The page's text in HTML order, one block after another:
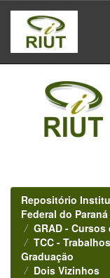
Skip
navigation
Repositório
Federal do Paraná
GRAD - Cursos
TCC -
Graduação
Dois Vizinhos